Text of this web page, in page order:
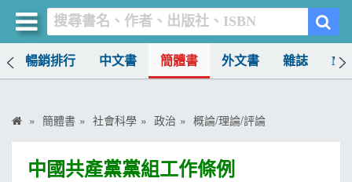
暢銷排行 中文書 簡體書 外文書 雜誌
簡體書 社會科學 政治 概論/理論/評論
中國共產黨黨組工作條例
買書網
首頁